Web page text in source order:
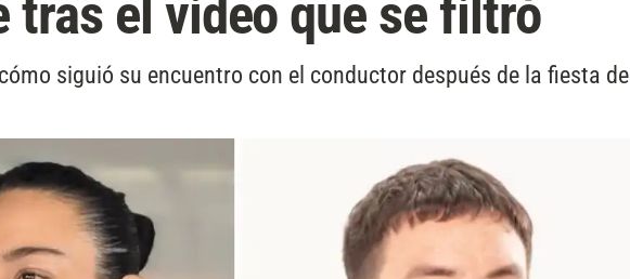
tras el video que se filtró
siguió su encuentro con el conductor después de la fiesta de